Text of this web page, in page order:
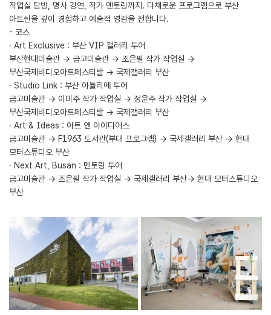
작업실 탐방, 명사 강연, 작가 멘토링까지. 다채로운 프로그램으로 부산
아트씬을 깊이 경험하고 예술적 영감을 전합니다.
- 코스
· Art Exclusive : 부산 VIP 갤러리 투어
부산현대미술관 → 금고미술관 → 조은필 작가 작업실 →
부산국제비디오아트페스티발 → 국제갤러리 부산
· Studio Link : 부산 아틀리에 투어
금고미술관 → 이미주 작가 작업실 → 정윤주 작가 작업실 →
부산국제비디오아트페스티발 → 국제갤러리 부산
· Art & Ideas : 아트 앤 아이디어스
금고미술관 → F1963 도서관(부대 프로그램) → 국제갤러리 부산 → 현대
모터스튜디오 부산
· Next Art, Busan : 멘토링 투어
금고미술관 → 조은필 작가 작업실 → 국제갤러리 부산→ 현대 모터스튜디오
부산